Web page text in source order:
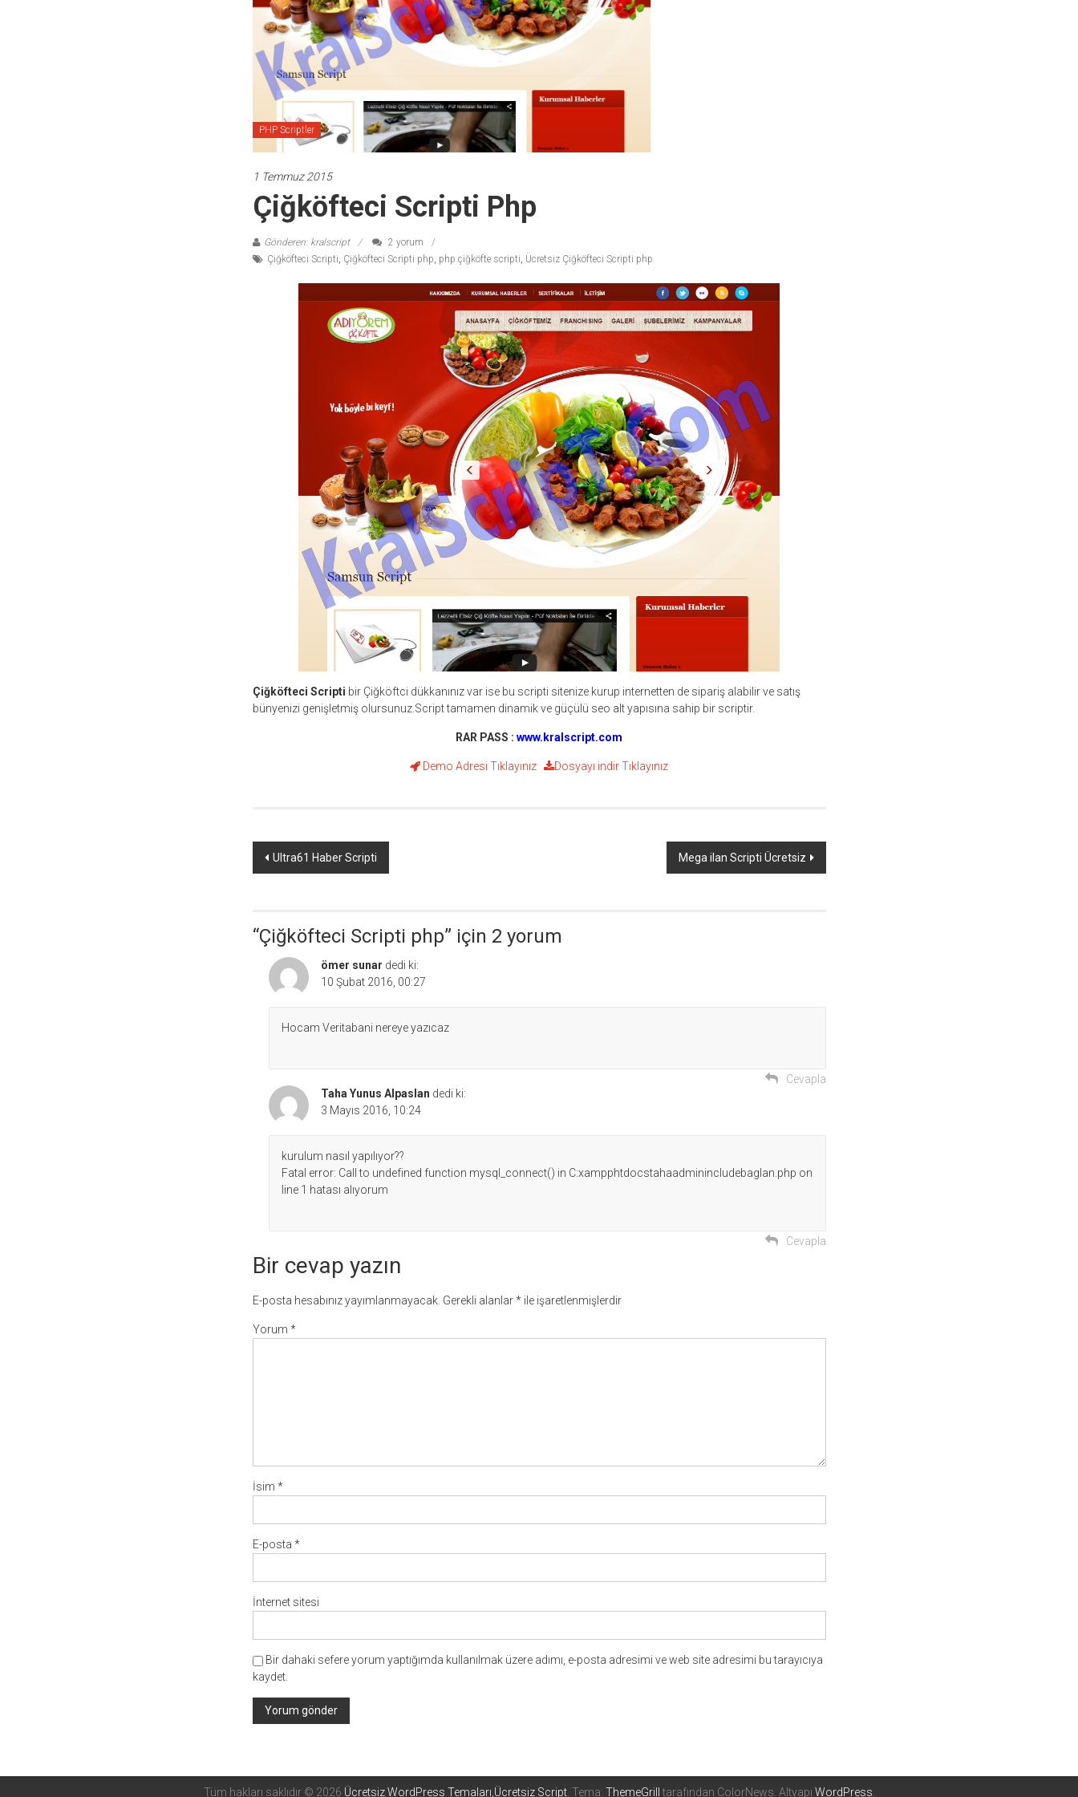
PHP Scriptler
1 Temmuz 2015
Çiğköfteci Scripti Php
Gönderen: kralscript
2 yorum
Çiğköfteci Scripti, Çiğköfteci Scripti php, php çiğköfte scripti, Ücretsiz Çiğköfteci Scripti php
Çiğköfteci Scripti bir Çiğköftci dükkanınız var ise bu scripti sitenize kurup internetten de sipariş alabilir ve satış
bünyenizi genişletmiş olursunuz.Script tamamen dinamik ve güçülü seo alt yapısına sahip bir scriptir.
RAR PASS : www.kralscript.com
Demo Adresi Tıklayınız Dosyayı indirTıklayınız
Yazı
Ultra61 Haber Scripti Mega ilan Scripti Ücretsiz
“Çiğköfteci Scripti php” için 2 yorum
ömer sunar dedi ki:
10 Şubat 2016, 00:27
Hocam Veritabani nereye yazıcaz
Cevapla
Taha Yunus Alpaslan dedi ki:
3 Mayıs 2016, 10:24
kurulum nasıl yapılıyor??
Fatal error: Call to undefined function mysql_connect() in C:xampphtdocstahaadminincludebaglan.php on
line 1 hatası alıyorum
Cevapla
Bir cevap yazın
E-posta hesabınız yayımlanmayacak. Gerekli alanlar*ile işaretlenmişlerdir
Yorum *
İsim *
E-posta *
İnternet sitesi
Bir dahaki sefere yorum yaptığımda kullanılmak üzere adımı, e-posta adresimi ve web site adresimi bu tarayıcıya
kaydet.
Tüm hakları saklıdır © 2026 Ücretsiz WordPress Temaları,Ücretsiz Script. Tema: ThemeGrill tarafından ColorNews. Altyapı WordPress.